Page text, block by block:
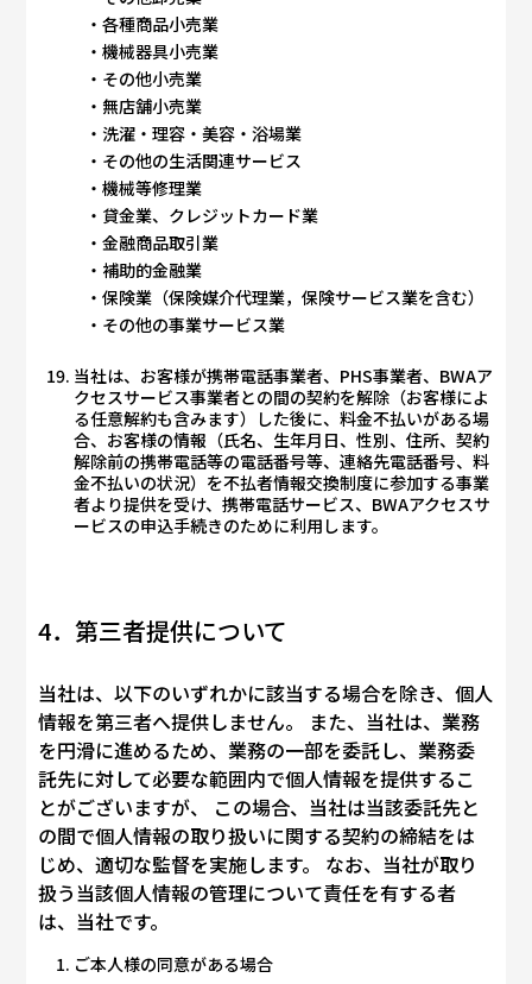
各種商品小売業
機械器具小売業
その他小売業
無店舗小売業
洗濯・理容・美容・浴場業
その他の生活関連サービス
機械等修理業
貸金業、クレジットカード業
金融商品取引業
補助的金融業
保険業（保険媒介代理業，保険サービス業を含む）
その他の事業サービス業
当社は、お客様が携帯電話事業者、PHS事業者、BWAア
クセスサービス事業者との間の契約を解除（お客様によ
る任意解約も含みます）した後に、料金不払いがある場
合、お客様の情報（氏名、生年月日、性別、住所、契約
解除前の携帯電話等の電話番号等、連絡先電話番号、料
金不払いの状況）を不払者情報交換制度に参加する事業
者より提供を受け、携帯電話サービス、BWAアクセスサ
ービスの申込手続きのために利用します。
4．第三者提供について
当社は、以下のいずれかに該当する場合を除き、個人
情報を第三者へ提供しません。 また、当社は、業務
を円滑に進めるため、業務の一部を委託し、業務委
託先に対して必要な範囲内で個人情報を提供するこ
とがございますが、 この場合、当社は当該委託先と
の間で個人情報の取り扱いに関する契約の締結をは
じめ、適切な監督を実施します。 なお、当社が取り
扱う当該個人情報の管理について責任を有する者
は、当社です。
ご本人様の同意がある場合